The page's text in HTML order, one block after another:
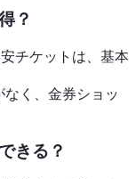
？
チケットは、基本
なく、金券ショッ
きる？